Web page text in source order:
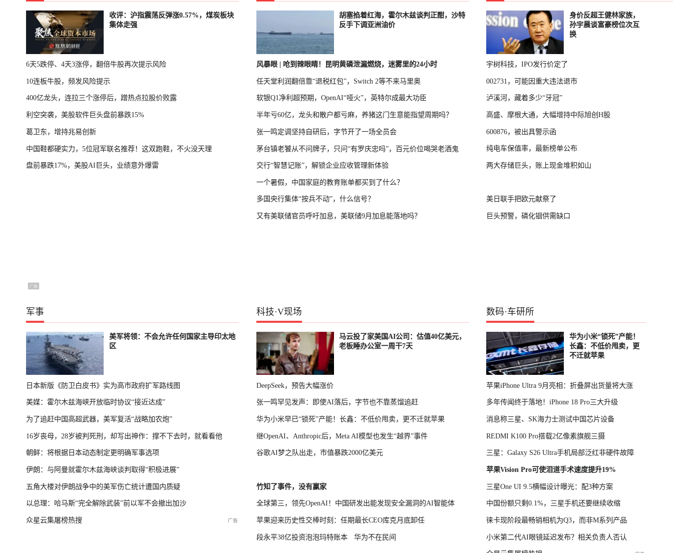
收评：沪指震荡反弹涨0.57%，煤炭板块
集体走强
6天5跌停、4天3涨停，翻倍牛股再次提示风险
10连板牛股，频发风险提示
400亿龙头，连拉三个涨停后，蹭热点拉股价败露
利空突袭，美股软件巨头盘前暴跌15%
葛卫东，增持兆易创新
中国鞋都硬实力，5位冠军联名推荐！这双跑鞋，不火没天理
盘前暴跌17%，美股AI巨头，业绩意外爆雷
胡塞掐着红海，霍尔木兹谈判正酣，沙特
反手下调亚洲油价
风暴眼 | 呛到辣眼睛！昆明黄磷泄漏燃烧，迷雾里的24小时
任天堂利润翻倍靠“退税红包”，Switch 2等不来马里奥
软银Q1净利超预期，OpenAI“哑火”，英特尔成最大功臣
半年亏60亿，龙头和散户都亏麻，养猪这门生意能指望周期吗？
张一鸣定调坚持自研后，字节开了一场全员会
茅台镇老饕从不问牌子，只问“有罗庆忠吗”，百元价位喝哭老酒鬼
交行“智慧记账”，解锁企业应收管理新体验
一个暑假，中国家庭的教育账单都买到了什么？
多国央行集体“按兵不动”，什么信号？
又有美联储官员呼吁加息，美联储9月加息能落地吗？
身价反超王健林家族，
孙宇晨谈富豪榜位次互
换
宇树科技，IPO发行价定了
002731，可能因重大违法退市
泸溪河，藏着多少“牙冠”
高盛、摩根大通，大幅增持中际旭创H股
600876，被出具警示函
纯电车保值率，最新榜单公布
两大存储巨头，账上现金堆积如山
美日联手把欧元献祭了
巨头预警，磷化铟供需缺口
军事
美军将领：不会允许任何国家主导印太地
区
日本新版《防卫白皮书》实为高市政府扩军路线图
美媒：霍尔木兹海峡开放临时协议“接近达成”
为了追赶中国高超武器，美军复活“战略加农炮”
16岁丧母，28岁被判死刑，却写出神作：撑不下去时，就看看他
朝鲜：将根据日本动态制定更明确军事选项
伊朗：与阿曼就霍尔木兹海峡谈判取得“积极进展”
五角大楼对伊朗战争中的美军伤亡统计遭国内质疑
以总理：哈马斯“完全解除武装”前以军不会撤出加沙
众星云集屠榜热搜
科技·V现场
马云投了家美国AI公司：估值40亿美元，
老板睡办公室一周干7天
DeepSeek，预告大幅涨价
张一鸣罕见发声：即使AI落后，字节也不靠蒸馏追赶
华为小米早已“锁死”产能！长鑫：不低价甩卖，更不迁就苹果
继OpenAI、Anthropic后，Meta AI模型也发生“越界”事件
谷歌AI梦之队出走，市值暴跌2000亿美元
竹知了事件，没有赢家
全球第三，领先OpenAI！中国研发出能发现安全漏洞的AI智能体
苹果迎来历史性交棒时刻：任期最长CEO库克月底卸任
段永平38亿投资泡泡玛特账本 华为不在民间
数码·车研所
华为小米“锁死”产能！
长鑫：不低价甩卖，更
不迁就苹果
苹果iPhone Ultra 9月亮相：折叠屏出货量将大涨
多年传闻终于落地！iPhone 18 Pro三大升级
消息称三星、SK海力士测试中国芯片设备
REDMI K100 Pro搭载2亿像素旗舰三摄
三星：Galaxy S26 Ultra手机局部泛红非硬件故障
苹果Vision Pro可使泪道手术速度提升19%
三星One UI 9.5横幅设计曝光：配3种方案
中国份额只剩0.1%，三星手机还要继续收缩
徕卡现阶段最畅销相机为Q3，而非M系列产品
小米第二代AI眼镜延迟发布？相关负责人否认